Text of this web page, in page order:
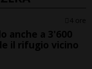
4 ore
anche a 3'600
il rifugio vicino